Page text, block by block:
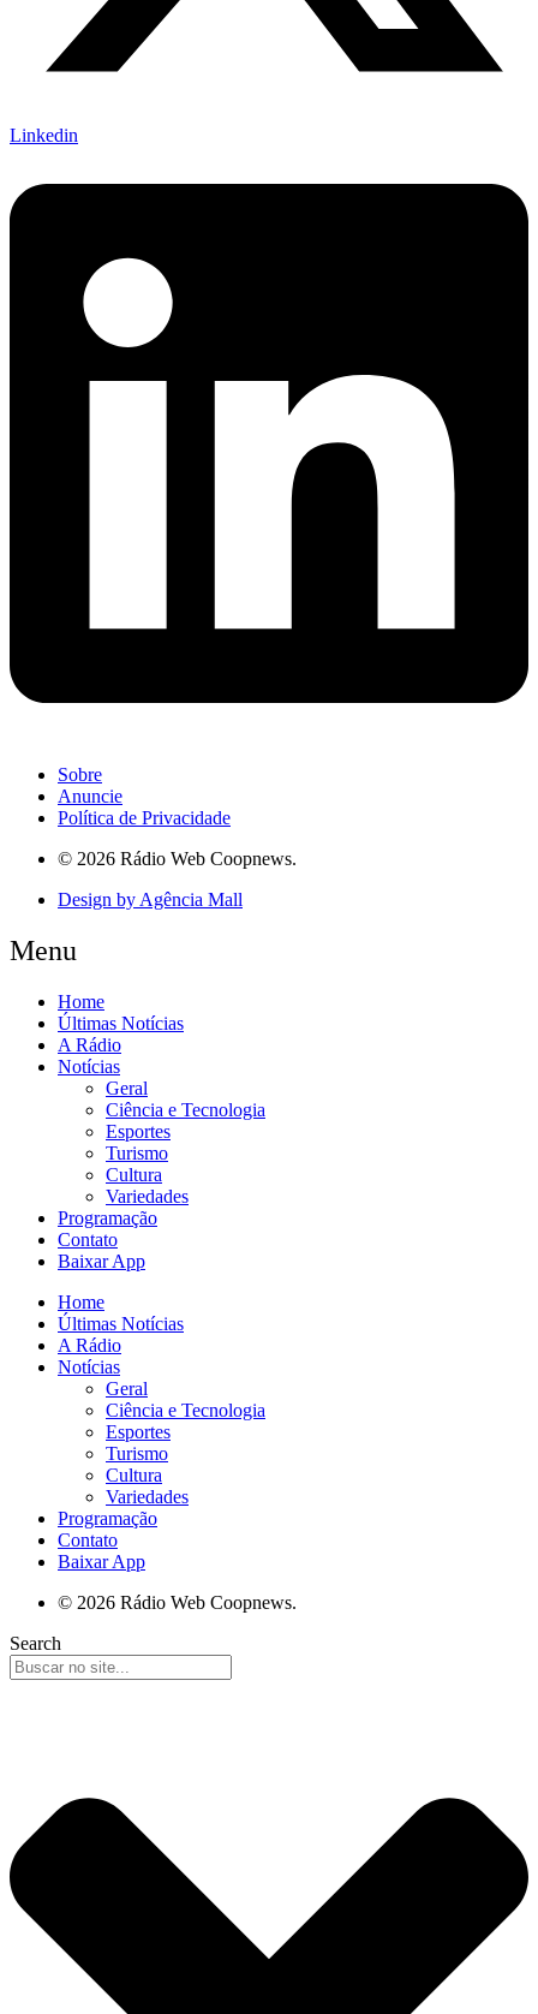
Linkedin
Sobre
Anuncie
Política de Privacidade
© 2026 Rádio Web Coopnews.
Design by Agência Mall
Menu
Home
Últimas Notícias
A Rádio
Notícias
Geral
Ciência e Tecnologia
Esportes
Turismo
Cultura
Variedades
Programação
Contato
Baixar App
Home
Últimas Notícias
A Rádio
Notícias
Geral
Ciência e Tecnologia
Esportes
Turismo
Cultura
Variedades
Programação
Contato
Baixar App
© 2026 Rádio Web Coopnews.
Search